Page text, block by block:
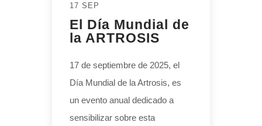
17 SEP
El Día Mundial de
la ARTROSIS
17 de septiembre de 2025, el
Día Mundial de la Artrosis, es
un evento anual dedicado a
sensibilizar sobre esta